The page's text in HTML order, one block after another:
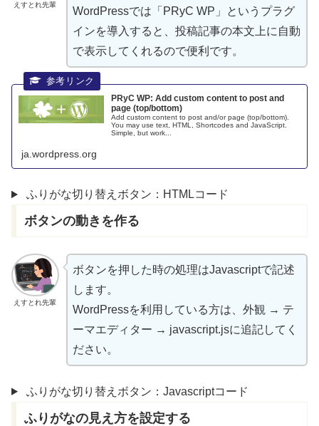
えすとれ先輩
WordPressでは「PRyC WP」というプラグ
インを導入すると、 投稿記事の本文上に 自動
で表示してくれるので便利 です。
PRyC WP: Add custom content to post and
page (top/bottom)
Add custom content to post and/or page (top/bottom).
You may use text, HTML, Shortcodes and JavaScript.
Simple, but work...
ja.wordpress.org
ふりがな切り替えボタン：HTMLコード
ボタンの動きを作る
えすとれ先輩
ボタンを押 した時の処理はJavascriptで記述
します。
WordPressを利用 している方は、 外観 → テ
ーマエディター → javascript.jsに追記してく
ださい。
ふりがな切り替えボタン：Javascriptコード
ふりがなの見え 方を設定する